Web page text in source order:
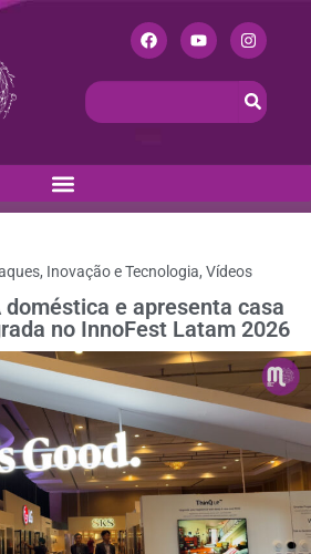
, Inovação e Tecnologia, Vídeos
doméstica e apresenta casa
no InnoFest Latam 2026